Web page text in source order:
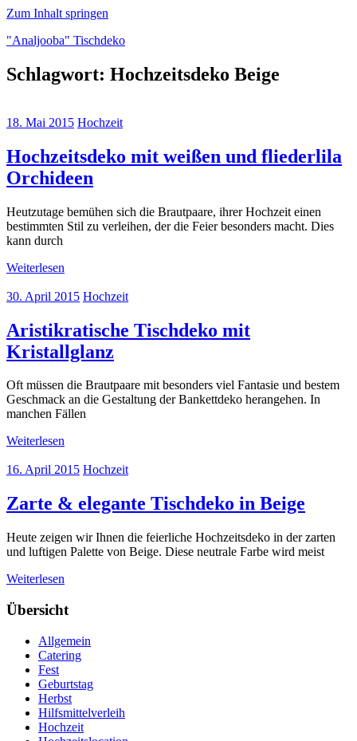
Zum Inhalt springen
"Analjooba" Tischdeko
"Analjooba"
zu
Anlässen
Schlagwort: Hochzeitsdeko Beige
18. Mai 2015 Hochzeit
Hochzeitsdeko mit weißen und fliederlila
Orchideen
Heutzutage bemühen sich die Brautpaare, ihrer Hochzeit einen
bestimmten Stil zu verleihen, der die Feier besonders macht. Dies
kann durch
Weiterlesen
30. April 2015 Hochzeit
Aristikratische Tischdeko mit
Kristallglanz
Oft müssen die Brautpaare mit besonders viel Fantasie und bestem
Geschmack an die Gestaltung der Bankettdeko herangehen. In
manchen Fällen
Weiterlesen
16. April 2015 Hochzeit
Zarte & elegante Tischdeko in Beige
Heute zeigen wir Ihnen die feierliche Hochzeitsdeko in der zarten
und luftigen Palette von Beige. Diese neutrale Farbe wird meist
Weiterlesen
Übersicht
Allgemein
Catering
Fest
Geburtstag
Herbst
Hilfsmittelverleih
Hochzeit